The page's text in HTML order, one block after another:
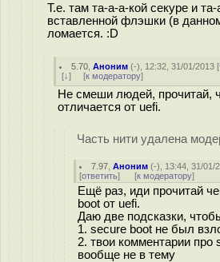
Т.е. там та-а-а-кой секуре и
вставленной флэшки (в
ломается. :D
5.70 ,Аноним (-), 12:32, 31/01/2013 [
[↓] [к модератору]
Не смеши людей, прочитай,
отличается от uefi.
Часть нити удалена
7.97 ,Аноним (-), 13:44, 31/01/
[ответить] [к модератору]
Ещё раз, иди прочитай
boot от uefi.
Даю две подсказки,
1. secure boot не был
2. твои комментарии про
вообще не в тему